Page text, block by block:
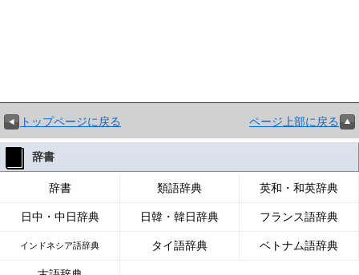
トップページに戻る ページ上部に戻る
辞書
辞書 類語辞典 英和・和英辞典
日中・中日辞典 日韓・韓日辞典 フランス語辞典
インドネシア語辞典 タイ語辞典 ベトナム語辞典